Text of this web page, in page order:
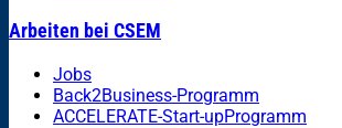
Arbeiten bei CSEM
Jobs
Back2Business-Programm
ACCELERATE-Start-upProgramm